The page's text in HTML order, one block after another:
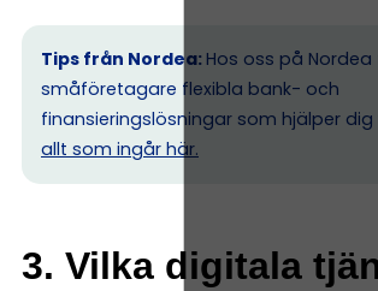
Tips från Nordea: Hos oss på
småföretagare flexibla bank- och
finansieringslösningar som hjälper dig
allt som ingår här.
3. Vilka digitala